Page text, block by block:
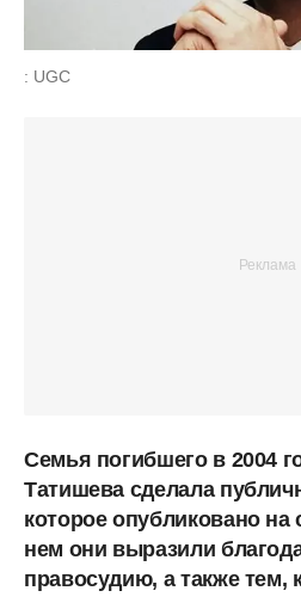
: UGC
Семья погибшего в 2004
Татишева сделала
которое опубликовано на
нем они выразили
правосудию, а также тем,